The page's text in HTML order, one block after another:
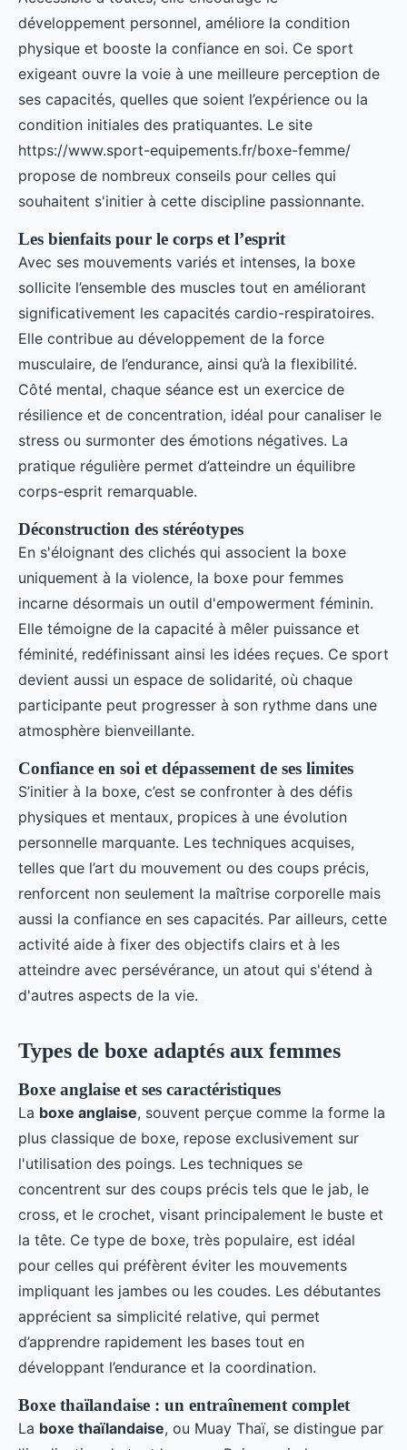
développement personnel, améliore la condition
physique et booste la confiance en soi. Ce sport
exigeant ouvre la voie à une meilleure perception de
ses capacités, quelles que soient l’expérience ou la
condition initiales des pratiquantes. Le site
https://www.sport-equipements.fr/boxe-femme/
propose de nombreux conseils pour celles qui
souhaitent s'initier à cette discipline passionnante.
Les bienfaits pour le corps et l’esprit
Avec ses mouvements variés et intenses, la boxe
sollicite l’ensemble des muscles tout en améliorant
significativement les capacités cardio-respiratoires.
Elle contribue au développement de la force
musculaire, de l’endurance, ainsi qu’à la flexibilité.
Côté mental, chaque séance est un exercice de
résilience et de concentration, idéal pour canaliser le
stress ou surmonter des émotions négatives. La
pratique régulière permet d’atteindre un équilibre
corps-esprit remarquable.
Déconstruction des stéréotypes
En s'éloignant des clichés qui associent la boxe
uniquement à la violence, la boxe pour femmes
incarne désormais un outil d'empowerment féminin.
Elle témoigne de la capacité à mêler puissance et
féminité, redéfinissant ainsi les idées reçues. Ce sport
devient aussi un espace de solidarité, où chaque
participante peut progresser à son rythme dans une
atmosphère bienveillante.
Confiance en soi et dépassement de ses limites
S’initier à la boxe, c’est se confronter à des défis
physiques et mentaux, propices à une évolution
personnelle marquante. Les techniques acquises,
telles que l’art du mouvement ou des coups précis,
renforcent non seulement la maîtrise corporelle mais
aussi la confiance en ses capacités. Par ailleurs, cette
activité aide à fixer des objectifs clairs et à les
atteindre avec persévérance, un atout qui s'étend à
d'autres aspects de la vie.
Types de boxe adaptés aux femmes
Boxe anglaise et ses caractéristiques
La boxe anglaise, souvent perçue comme la forme la
plus classique de boxe, repose exclusivement sur
l'utilisation des poings. Les techniques se
concentrent sur des coups précis tels que le jab, le
cross, et le crochet, visant principalement le buste et
la tête. Ce type de boxe, très populaire, est idéal
pour celles qui préfèrent éviter les mouvements
impliquant les jambes ou les coudes. Les débutantes
apprécient sa simplicité relative, qui permet
d’apprendre rapidement les bases tout en
développant l’endurance et la coordination.
Boxe thaïlandaise : un entraînement complet
La boxe thaïlandaise, ou Muay Thaï, se distingue par